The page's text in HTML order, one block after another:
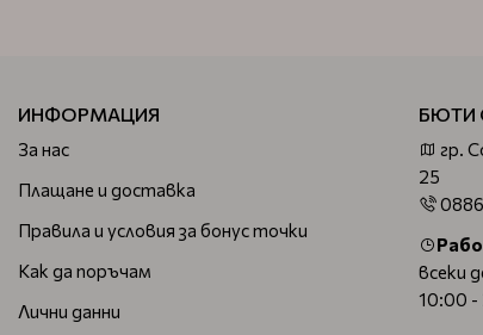
ИНФОРМАЦИЯ
За нас
Плащане и доставка
Правила и условия за бонус точки
Как да поръчам
Лични данни
БЮТИ
гр.
25
всеки
10:00 -